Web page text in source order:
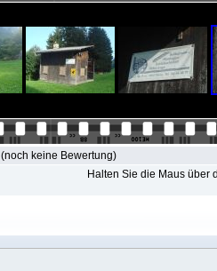
(noch keine Bewertung)
Halten Sie die Maus über